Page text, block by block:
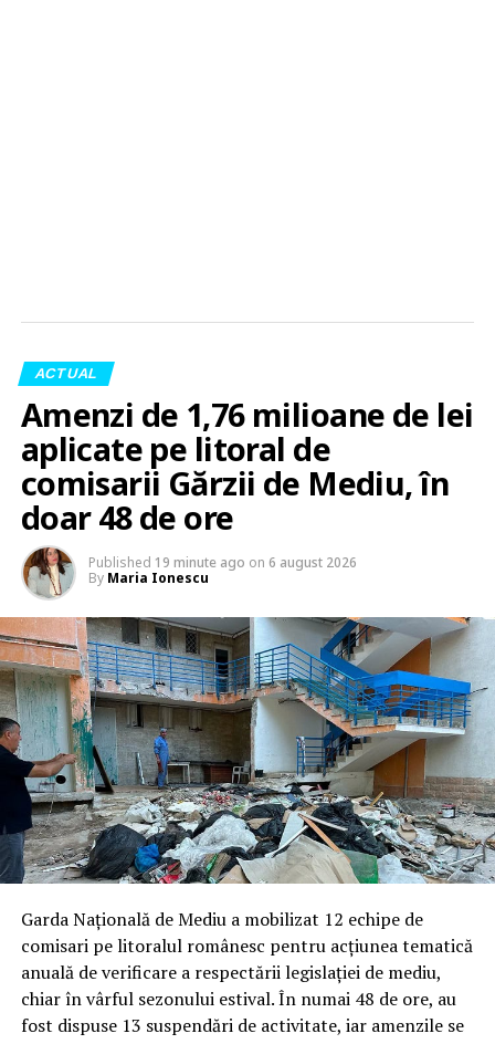
ACTUAL
Amenzi de 1,76 milioane de lei
aplicate pe litoral de
comisarii Gărzii de Mediu, în
doar 48 de ore
Published 19 minute ago on 6 august 2026
By Maria Ionescu
Garda Națională de Mediu a mobilizat 12 echipe de
comisari pe litoralul românesc pentru acțiunea tematică
anuală de verificare a respectării legislației de mediu,
chiar în vârful sezonului estival. În numai 48 de ore, au
fost dispuse 13 suspendări de activitate, iar amenzile se